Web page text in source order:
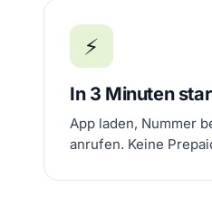
⚡
In 3 Minuten
App laden, Nummer
anrufen. Keine